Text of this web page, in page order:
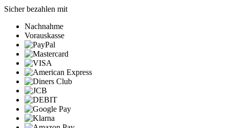
Sicher bezahlen mit
Nachnahme
Vorauskasse